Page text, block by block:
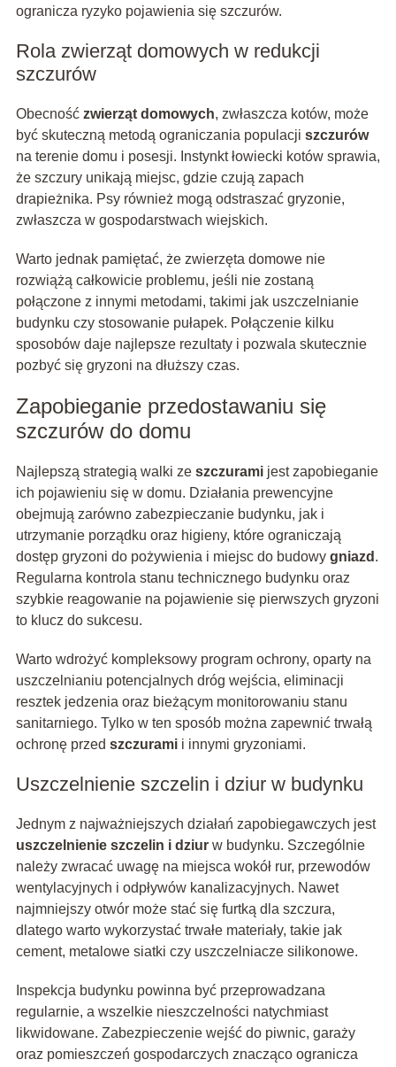
ogranicza ryzyko pojawienia się szczurów.
Rola zwierząt domowych w redukcji
szczurów
Obecność zwierząt domowych, zwłaszcza kotów, może
być skuteczną metodą ograniczania populacji szczurów
na terenie domu i posesji. Instynkt łowiecki kotów sprawia,
że szczury unikają miejsc, gdzie czują zapach
drapieżnika. Psy również mogą odstraszać gryzonie,
zwłaszcza w gospodarstwach wiejskich.
Warto jednak pamiętać, że zwierzęta domowe nie
rozwiążą całkowicie problemu, jeśli nie zostaną
połączone z innymi metodami, takimi jak uszczelnianie
budynku czy stosowanie pułapek. Połączenie kilku
sposobów daje najlepsze rezultaty i pozwala skutecznie
pozbyć się gryzoni na dłuższy czas.
Zapobieganie przedostawaniu się
szczurów do domu
Najlepszą strategią walki ze szczuramijest zapobieganie
ich pojawieniu się w domu. Działania prewencyjne
obejmują zarówno zabezpieczanie budynku, jak i
utrzymanie porządku oraz higieny, które ograniczają
dostęp gryzoni do pożywienia i miejsc do budowy gniazd .
Regularna kontrola stanu technicznego budynku oraz
szybkie reagowanie na pojawienie się pierwszych gryzoni
to klucz do sukcesu.
Warto wdrożyć kompleksowy program ochrony, oparty na
uszczelnianiu potencjalnych dróg wejścia, eliminacji
resztek jedzenia oraz bieżącym monitorowaniu stanu
sanitarniego. Tylko w ten sposób można zapewnić trwałą
ochronę przed szczuramii innymi gryzoniami.
Uszczelnienie szczelin i dziur w budynku
Jednym z najważniejszych działań zapobiegawczych jest
uszczelnienie szczelin i dziurw budynku. Szczególnie
należy zwracać uwagę na miejsca wokół rur, przewodów
wentylacyjnych i odpływów kanalizacyjnych. Nawet
najmniejszy otwór może stać się furtką dla szczura,
dlatego warto wykorzystać trwałe materiały, takie jak
cement, metalowe siatki czy uszczelniacze silikonowe.
Inspekcja budynku powinna być przeprowadzana
regularnie, a wszelkie nieszczelności natychmiast
likwidowane. Zabezpieczenie wejść do piwnic, garaży
oraz pomieszczeń gospodarczych znacząco ogranicza